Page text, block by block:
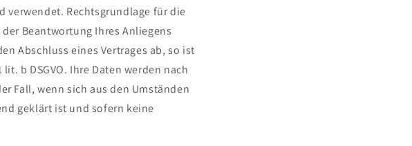
Rechtsgrundlage für die
Beantwortung Ihres Anliegens
Abschluss eines Vertrages ab, so ist
b DSGVO. Ihre Daten werden nach
Fall, wenn sich aus den Umständen
geklärt ist und sofern keine